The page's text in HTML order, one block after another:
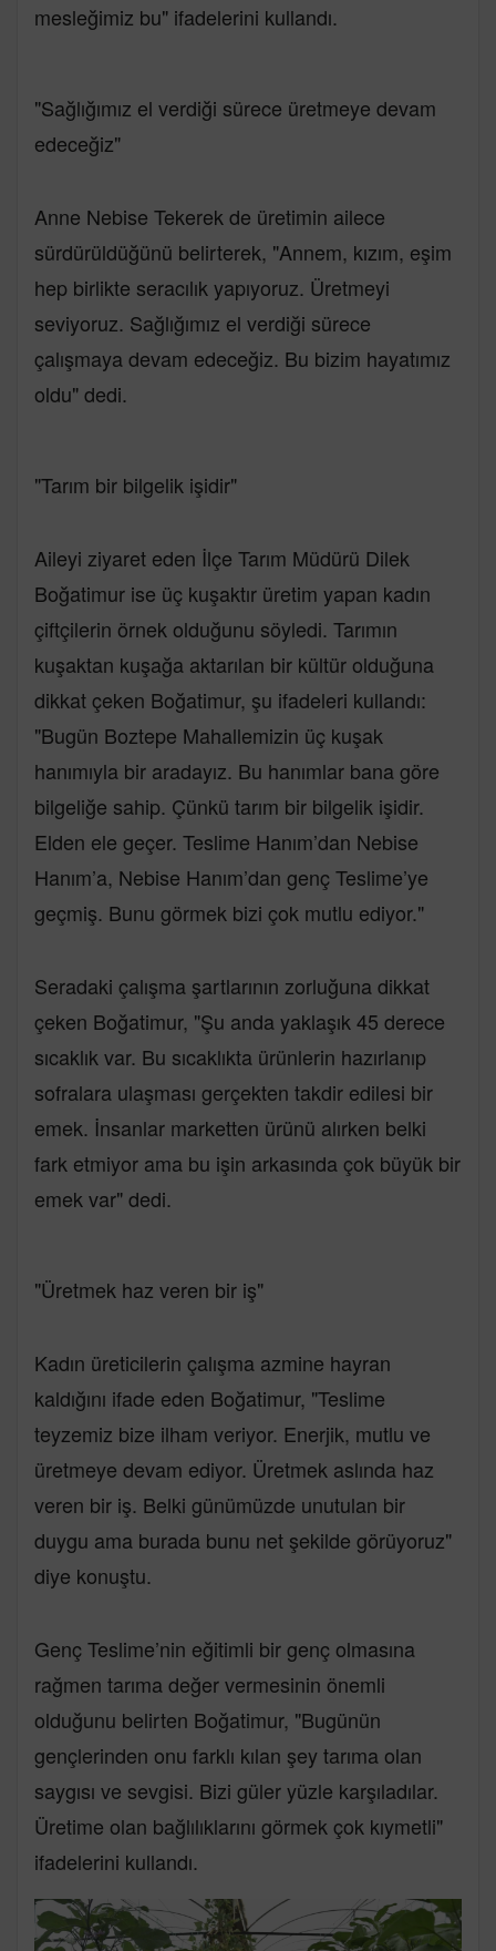
mesleğimiz bu" ifadelerini kullandı.
"Sağlığımız el verdiği sürece üretmeye devam
edeceğiz"
Anne Nebise Tekerek de üretimin ailece
sürdürüldüğünü belirterek, "Annem, kızım, eşim
hep birlikte seracılık yapıyoruz. Üretmeyi
seviyoruz. Sağlığımız el verdiği sürece
çalışmaya devam edeceğiz. Bu bizim hayatımız
oldu" dedi.
"Tarım bir bilgelik işidir"
Aileyi ziyaret eden İlçe Tarım Müdürü Dilek
Boğatimur ise üç kuşaktır üretim yapan kadın
çiftçilerin örnek olduğunu söyledi. Tarımın
kuşaktan kuşağa aktarılan bir kültür olduğuna
dikkat çeken Boğatimur, şu ifadeleri kullandı:
"Bugün Boztepe Mahallemizin üç kuşak
hanımıyla bir aradayız. Bu hanımlar bana göre
bilgeliğe sahip. Çünkü tarım bir bilgelik işidir.
Elden ele geçer. Teslime Hanım’dan Nebise
Hanım’a, Nebise Hanım’dan genç Teslime’ye
geçmiş. Bunu görmek bizi çok mutlu ediyor."
Seradaki çalışma şartlarının zorluğuna dikkat
çeken Boğatimur, "Şu anda yaklaşık 45 derece
sıcaklık var. Bu sıcaklıkta ürünlerin hazırlanıp
sofralara ulaşması gerçekten takdir edilesi bir
emek. İnsanlar marketten ürünü alırken belki
fark etmiyor ama bu işin arkasında çok büyük bir
emek var" dedi.
"Üretmek haz veren bir iş"
Kadın üreticilerin çalışma azmine hayran
kaldığını ifade eden Boğatimur, "Teslime
teyzemiz bize ilham veriyor. Enerjik, mutlu ve
üretmeye devam ediyor. Üretmek aslında haz
veren bir iş. Belki günümüzde unutulan bir
duygu ama burada bunu net şekilde görüyoruz"
diye konuştu.
Genç Teslime’nin eğitimli bir genç olmasına
rağmen tarıma değer vermesinin önemli
olduğunu belirten Boğatimur, "Bugünün
gençlerinden onu farklı kılan şey tarıma olan
saygısı ve sevgisi. Bizi güler yüzle karşıladılar.
Üretime olan bağlılıklarını görmek çok kıymetli"
ifadelerini kullandı.